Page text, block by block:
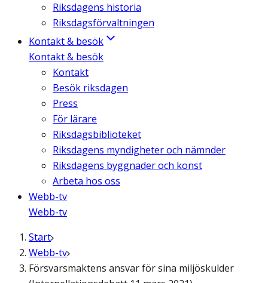
Riksdagens historia
Riksdagsförvaltningen
Kontakt & besök
Kontakt & besök
Kontakt
Besök riksdagen
Press
För lärare
Riksdagsbiblioteket
Riksdagens myndigheter och nämnder
Riksdagens byggnader och konst
Arbeta hos oss
Webb-tv
Webb-tv
Start
Webb-tv
Försvarsmaktens ansvar för sina miljöskulder